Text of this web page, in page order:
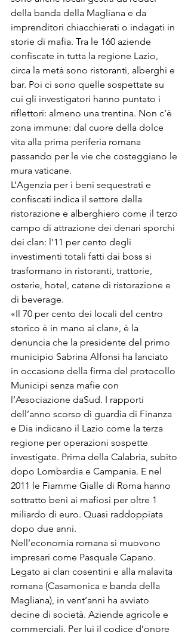
della banda della Magliana e da
imprenditori chiacchierati o indagati in
storie di mafia. Tra le 160 aziende
confiscate in tutta la regione Lazio,
circa la metà sono ristoranti, alberghi e
bar. Poi ci sono quelle sospettate su
cui gli investigatori hanno puntato i
riflettori: almeno una trentina. Non c’è
zona immune: dal cuore della dolce
vita alla prima periferia romana
passando per le vie che costeggiano le
mura vaticane.
L’Agenzia per i beni sequestrati e
confiscati indica il settore della
ristorazione e alberghiero come il terzo
campo di attrazione dei denari sporchi
dei clan: l’11 per cento degli
investimenti totali fatti dai boss si
trasformano in ristoranti, trattorie,
osterie, hotel, catene di ristorazione e
di beverage.
«Il 70 per cento dei locali del centro
storico è in mano ai clan», è la
denuncia che la presidente del primo
municipio Sabrina Alfonsi ha lanciato
in occasione della firma del protocollo
Municipi senza mafie con
l’Associazione daSud. I rapporti
dell’anno scorso di guardia di Finanza
e Dia indicano il Lazio come la terza
regione per operazioni sospette
investigate. Prima della Calabria, subito
dopo Lombardia e Campania. E nel
2011 le Fiamme Gialle di Roma hanno
sottratto beni ai mafiosi per oltre 1
miliardo di euro. Quasi raddoppiata
dopo due anni.
Nell’economia romana si muovono
impresari come Pasquale Capano.
Legato ai clan cosentini e alla malavita
romana (Casamonica e banda della
Magliana), in vent’anni ha avviato
decine di società. Aziende agricole e
commerciali. Per lui il codice d’onore